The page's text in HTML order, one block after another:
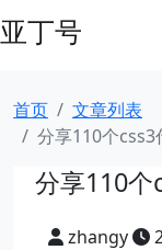
亚丁号
首页
文章列表
分享110个css3
分享110个
zhangy